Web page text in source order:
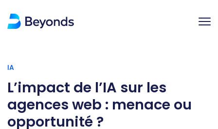
IA
L’impact de l’IA sur les
agences web : menace ou
opportunité ?